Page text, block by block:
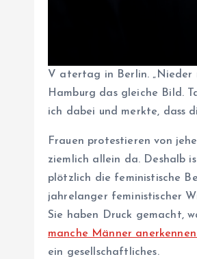
V atertag in Berlin. „Nieder
Hamburg das gleiche Bild.
ich dabei und merkte, dass
Frauen protestieren von
ziemlich allein da. Deshalb
plötzlich die feministische
jahrelanger feministischer
Sie haben Druck gemacht,
manche Männer
ein gesellschaftliches.